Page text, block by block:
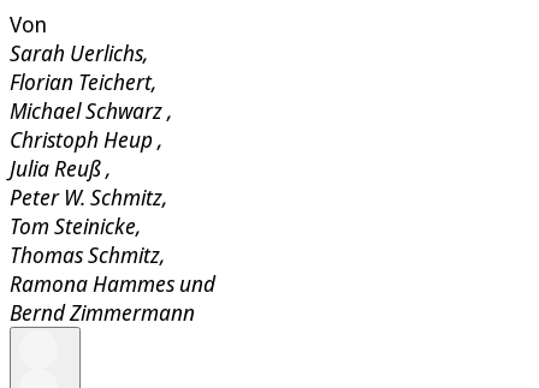
Von
Sarah Uerlichs,
Florian Teichert,
Michael Schwarz,
Christoph Heup,
Julia Reuß,
Peter W. Schmitz,
Tom Steinicke,
Thomas Schmitz,
Ramona Hammes und
Bernd Zimmermann